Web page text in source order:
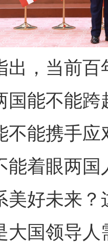
，当前百
国能不能跨
不能携手
能着眼两
美好未来
大国领导